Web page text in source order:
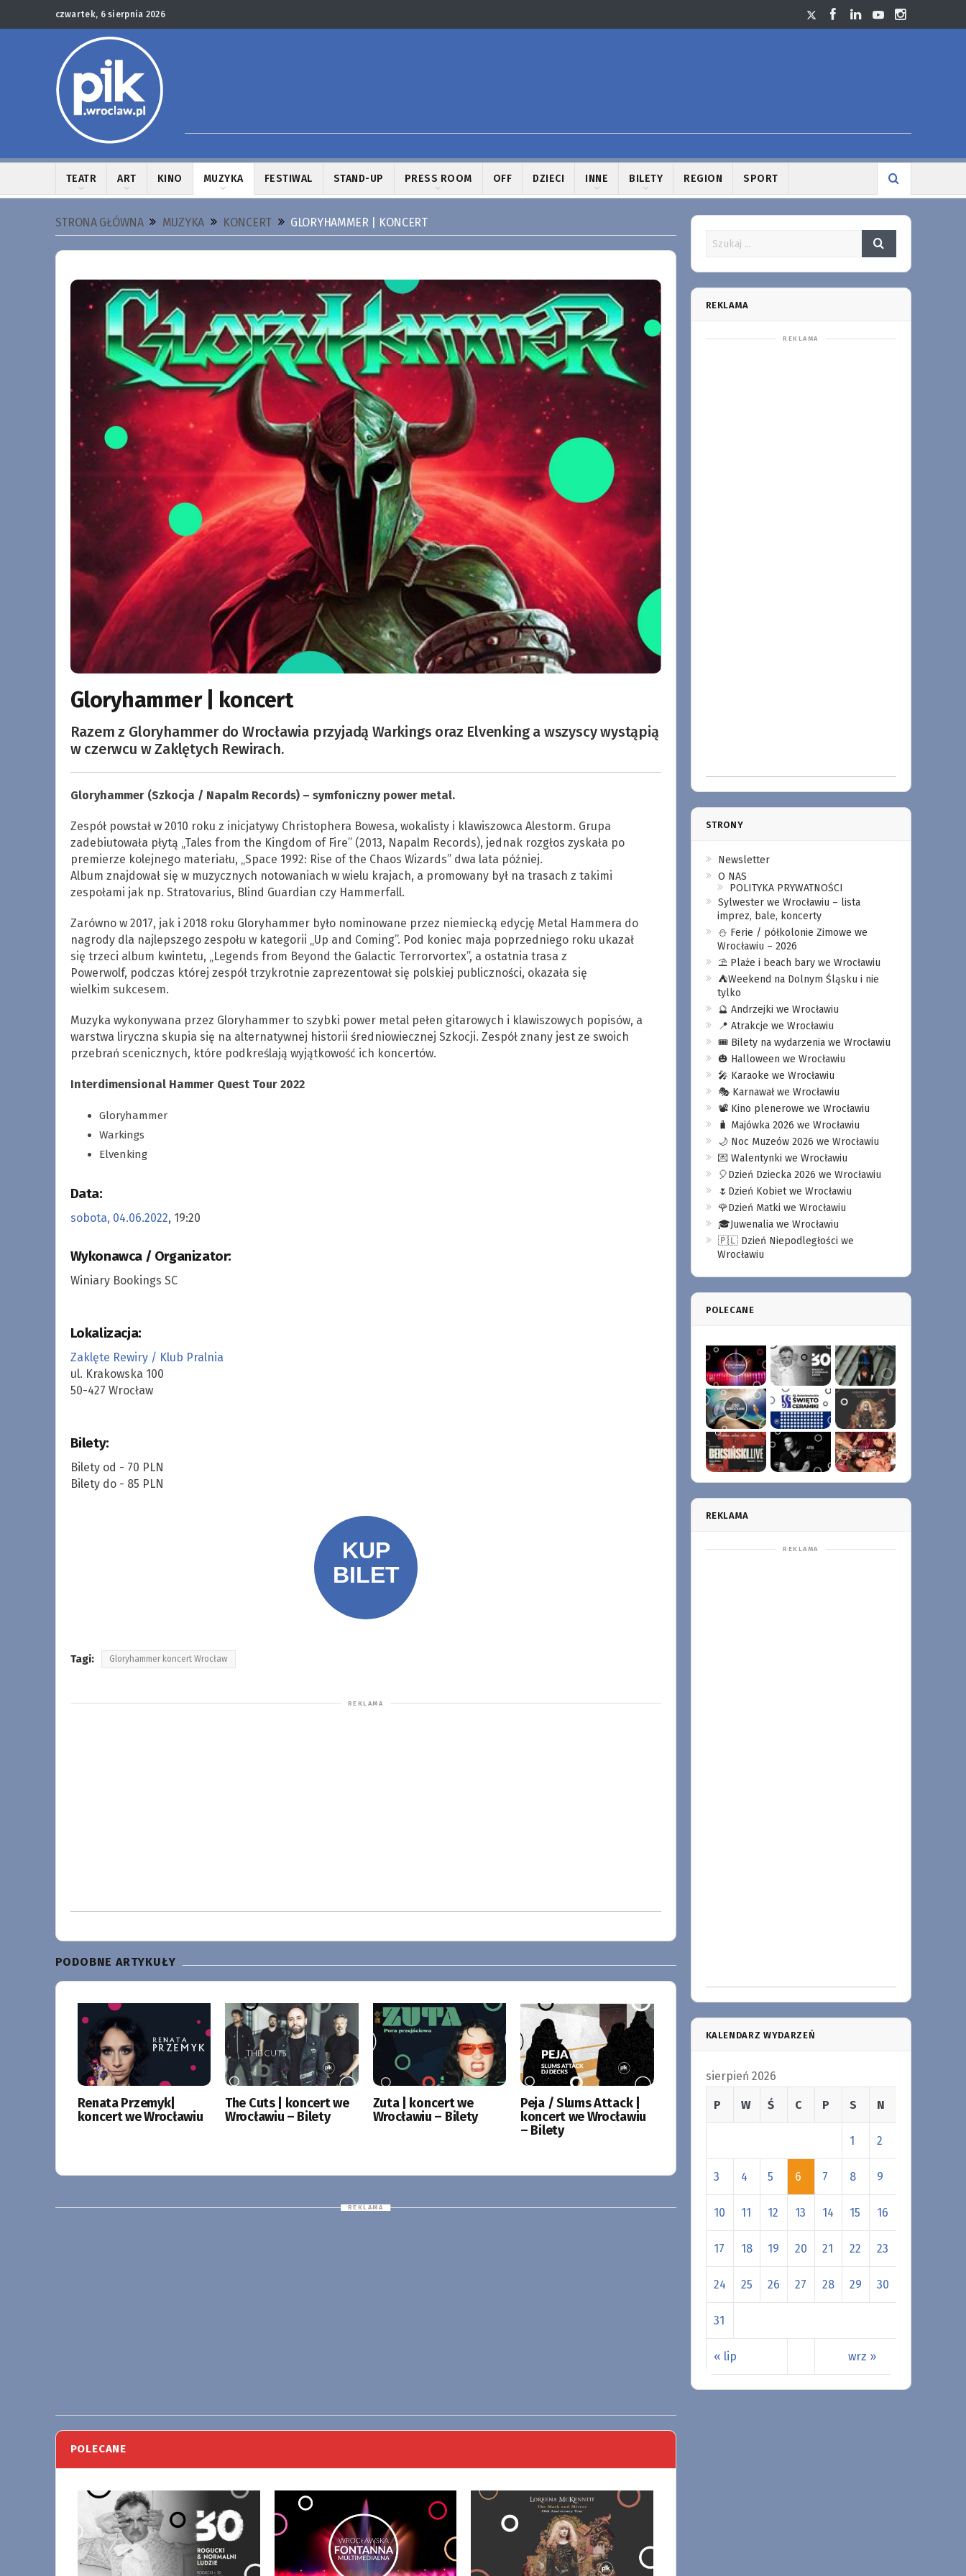
czwartek, 6 sierpnia 2026
TEATR ART KINO MUZYKA FESTIWAL STAND-UP PRESS ROOM OFF DZIECI INNE BILETY REGION SPORT
STRONA GŁÓWNA MUZYKA KONCERT GLORYHAMMER | KONCERT
Gloryhammer | koncert
Razem z Gloryhammer do Wrocławia przyjadą Warkings oraz Elvenking a wszyscy wystąpią
w czerwcu w Zaklętych Rewirach.
Gloryhammer (Szkocja / Napalm Records) – symfoniczny power metal.
Zespół powstał w 2010 roku z inicjatywy Christophera Bowesa, wokalisty i klawiszowca Alestorm. Grupa
zadebiutowała płytą „Tales from the Kingdom of Fire” (2013, Napalm Records), jednak rozgłos zyskała po
premierze kolejnego materiału, „Space 1992: Rise of the Chaos Wizards” dwa lata później.
Album znajdował się w muzycznych notowaniach w wielu krajach, a promowany był na trasach z takimi
zespołami jak np. Stratovarius, Blind Guardian czy Hammerfall.
Zarówno w 2017, jak i 2018 roku Gloryhammer było nominowane przez niemiecką edycję Metal Hammera do
nagrody dla najlepszego zespołu w kategorii „Up and Coming”. Pod koniec maja poprzedniego roku ukazał
się trzeci album kwintetu, „Legends from Beyond the Galactic Terrorvortex”, a ostatnia trasa z
Powerwolf, podczas której zespół trzykrotnie zaprezentował się polskiej publiczności, okazała się
wielkim sukcesem.
Muzyka wykonywana przez Gloryhammer to szybki power metal pełen gitarowych i klawiszowych popisów, a
warstwa liryczna skupia się na alternatywnej historii średniowiecznej Szkocji. Zespół znany jest ze swoich
przebrań scenicznych, które podkreślają wyjątkowość ich koncertów.
Interdimensional Hammer Quest Tour 2022
Gloryhammer
Warkings
Elvenking
Data:
sobota, 04.06.2022, 19:20
Wykonawca / Organizator:
Winiary Bookings SC
Lokalizacja:
Zaklęte Rewiry / Klub Pralnia
ul. Krakowska 100
50-427 Wrocław
Bilety:
Bilety od - 70 PLN
Bilety do - 85 PLN
Tagi: Gloryhammer koncert Wrocław
PODOBNE ARTYKUŁY
Renata Przemyk|
koncert we Wrocławiu
The Cuts | koncert we
Wrocławiu – Bilety
Zuta | koncert we
Wrocławiu – Bilety
Peja / Slums Attack |
koncert we Wrocławiu
– Bilety
POLECANE
REKLAMA
STRONY
Newsletter
O NAS
POLITYKA PRYWATNOŚCI
Sylwester we Wrocławiu – lista
imprez, bale, koncerty
⛄️ Ferie / półkolonie Zimowe we
Wrocławiu – 2026
⛱️ Plaże i beach bary we Wrocławiu
⛺️Weekend na Dolnym Śląsku i nie
tylko
🔮 Andrzejki we Wrocławiu
📍 Atrakcje we Wrocławiu
🎟️ Bilety na wydarzenia we Wrocławiu
🎃 Halloween we Wrocławiu
🎤 Karaoke we Wrocławiu
🎭 Karnawał we Wrocławiu
📽️ Kino plenerowe we Wrocławiu
🧳 Majówka 2026 we Wrocławiu
🌙 Noc Muzeów 2026 we Wrocławiu
💌 Walentynki we Wrocławiu
🎈Dzień Dziecka 2026 we Wrocławiu
🌷Dzień Kobiet we Wrocławiu
🌹Dzień Matki we Wrocławiu
🎓Juwenalia we Wrocławiu
🇵🇱 Dzień Niepodległości we
Wrocławiu
POLECANE
REKLAMA
KALENDARZ WYDARZEŃ
sierpień 2026
P W Ś C P S N
« lip wrz »
1 2
3 4 5 6 7 8 9
10 11 12 13 14 15 16
17 18 19 20 21 22 23
24 25 26 27 28 29 30
31